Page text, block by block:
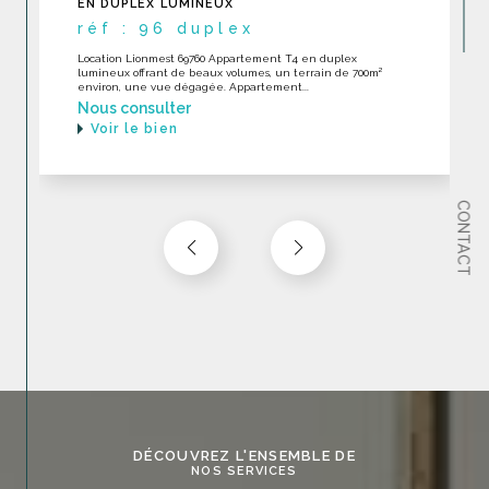
CONTACT
DERNIER ÉTAGE EXCELLENT ÉTAT
réf : 232
LOCATION Ecully 69130 RARE Appartement toit-terrase en
dernier étage en excellent état dans une construction
récente avec piscine. Appartement...
Nous consulter
Voir le bien
DÉCOUVREZ L'ENSEMBLE DE
NOS SERVICES